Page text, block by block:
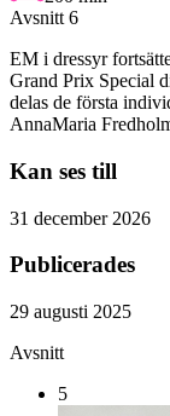
Avsnitt 6
EM i dressyr
Grand Prix Special
delas de första
AnnaMaria
Kan ses till
31 december 2026
Publicerades
29 augusti 2025
Avsnitt
5